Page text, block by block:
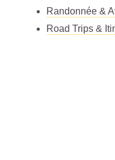
Randonnée &
Road Trips &